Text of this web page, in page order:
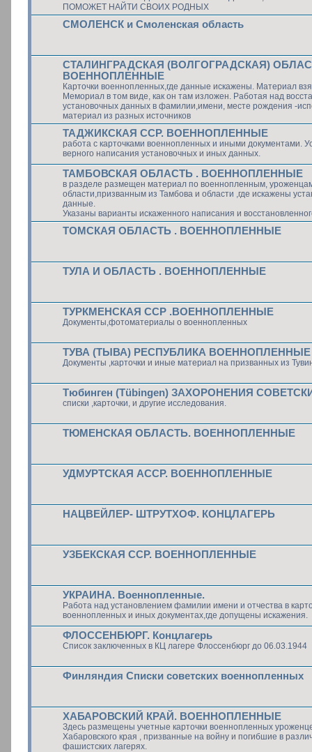
ПОМОЖЕТ НАЙТИ СВОИХ РОДНЫХ
СМОЛЕНСК и Смоленская область
СТАЛИНГРАДСКАЯ (ВОЛГОГРАДСКАЯ)
ВОЕННОПЛЕННЫЕ
Карточки военнопленных,где данные искажены. Материал
Мемориал в том виде, как он там изложен. Работая над
установочных данных в фамилии,имени, месте рождения -
материал из разных источников
ТАДЖИКСКАЯ ССР. ВОЕННОПЛЕННЫЕ
работа с карточками военнопленных и иными документами.
верного написания установочных и иных данных.
ТАМБОВСКАЯ ОБЛАСТЬ . ВОЕННОПЛЕННЫЕ
в разделе размещен материал по военнопленным,
области,призванным из Тамбова и области ,где искажены
данные.
Указаны варианты искаженного написания и
ТОМСКАЯ ОБЛАСТЬ . ВОЕННОПЛЕННЫЕ
ТУЛА И ОБЛАСТЬ . ВОЕННОПЛЕННЫЕ
ТУРКМЕНСКАЯ ССР .ВОЕННОПЛЕННЫЕ
Документы,фотоматериалы о военнопленных
ТУВА (ТЫВА) РЕСПУБЛИКА ВОЕННОПЛЕННЫЕ
Документы ,карточки и иные материал на призванных из
Тюбинген (Tübingen) ЗАХОРОНЕНИЯ
списки ,карточки, и другие исследования.
ТЮМЕНСКАЯ ОБЛАСТЬ. ВОЕННОПЛЕННЫЕ
УДМУРТСКАЯ АССР. ВОЕННОПЛЕННЫЕ
НАЦВЕЙЛЕР- ШТРУТХОФ. КОНЦЛАГЕРЬ
УЗБЕКСКАЯ ССР. ВОЕННОПЛЕННЫЕ
УКРАИНА. Военнопленные.
Работа над установлением фамилии имени и отчества в
военнопленных и иных документах,где допущены искажения.
ФЛОССЕНБЮРГ. Концлагерь
Список заключенных в КЦ лагере Флоссенбюрг до 06.03.1944
Финляндия Списки советских военнопленных
ХАБАРОВСКИЙ КРАЙ. ВОЕННОПЛЕННЫЕ
Здесь размещены учетные карточки военнопленных
Хабаровского края , призванные на войну и погибшие в
фашистских лагерях.